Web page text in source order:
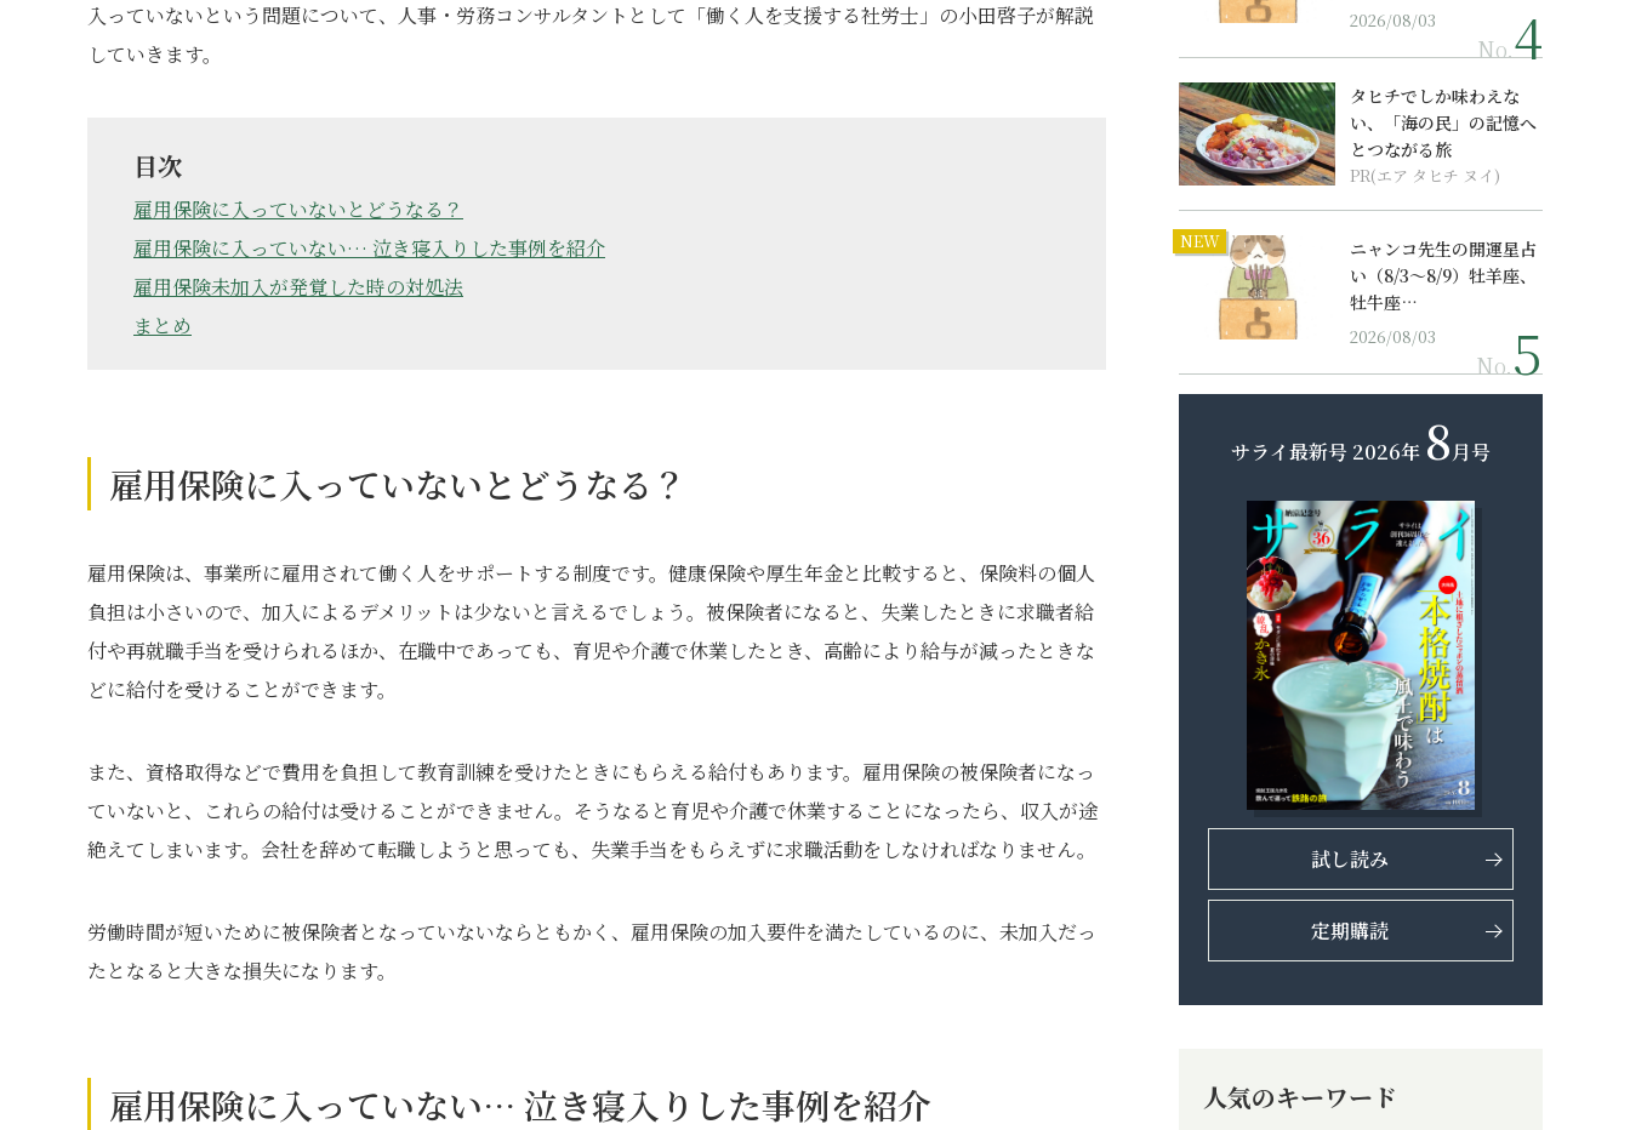
入っていないという問題について、人事・労務コンサルタントとして「働く人を支援する社労士」の小田啓子が解説
していきます。
目次
雇用保険に入っていないとどうなる？
雇用保険に入っていない… 泣き寝入りした事例を紹介
雇用保険未加入が発覚した時の対処法
まとめ
雇用保険に入っていないとどうなる？
雇用保険は、事業所に雇用されて働く人をサポートする制度です。健康保険や厚生年金と比較すると、保険料の個人
負担は小さいので、加入によるデメリットは少ないと言えるでしょう。被保険者になると、失業したときに求職者給
付や再就職手当を受けられるほか、在職中であっても、育児や介護で休業したとき、高齢により給与が減ったときな
どに給付を受けることができます。
また、資格取得などで費用を負担して教育訓練を受けたときにもらえる給付もあります。雇用保険の被保険者になっ
ていないと、これらの給付は受けることができません。そうなると育児や介護で休業することになったら、収入が途
絶えてしまいます。会社を辞めて転職しようと思っても、失業手当をもらえずに求職活動をしなければなりません。
労働時間が短いために被保険者となっていないならともかく、雇用保険の加入要件を満たしているのに、未加入だっ
たとなると大きな損失になります。
雇用保険に入っていない… 泣き寝入りした事例を紹介
2026/08/03
No.
タヒチでしか味わえな
い、「海の民」の記憶へ
とつながる旅
PR(エア タヒチ ヌイ)
NEW
ニャンコ先生の開運星占
い（8/3～8/9）牡羊座、
牡牛座…
2026/08/03
No.
サライ最新号 2026年 8月号
試し読み
定期購読
人気のキーワード